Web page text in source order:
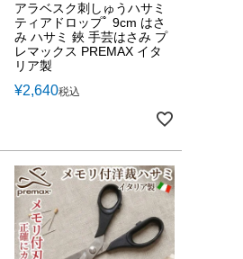
アラベスク刺しゅうハサミ
ティアドロップﾟ 9cm はさ
み ハサミ 鋏 手芸はさみ プ
レマックス PREMAX イタ
リア製
¥2,640税込